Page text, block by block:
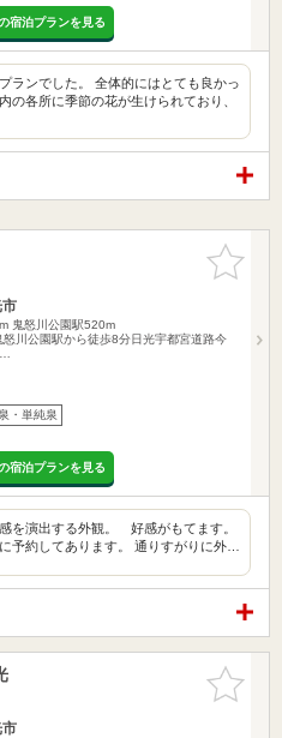
宿泊プランを見る
ランでした。 全体的にはとても良かっ
の各所に季節の花が生けられており、
お気に入
りに追加
市
鬼怒川公園駅520m
怒川公園駅から徒歩8分日光宇都宮道路今
・単純泉
宿泊プランを見る
を演出する外観。 好感がもてます。
予約してあります。 通りすがりに外…
お気に入
りに追加
市